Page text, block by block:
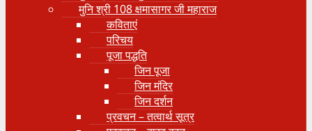
मुनि श्री 108 क्षमासागर जी महाराज
कविताएं
परिचय
पूजा पद्धति
जिन पूजा
जिन मंदिर
जिन दर्शन
प्रवचन – तत्वार्थ सूत्र